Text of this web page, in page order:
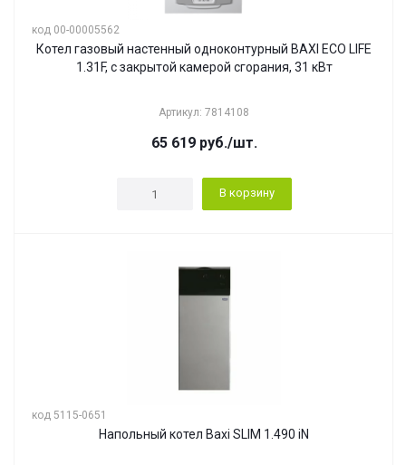
код 00-00005562
Котел газовый настенный одноконтурный BAXI ECO LIFE
1.31F, с закрытой камерой сгорания, 31 кВт
Артикул: 7814108
65 619руб./шт.
В корзину
код 5115-0651
Напольный котел Baxi SLIM 1.490 iN